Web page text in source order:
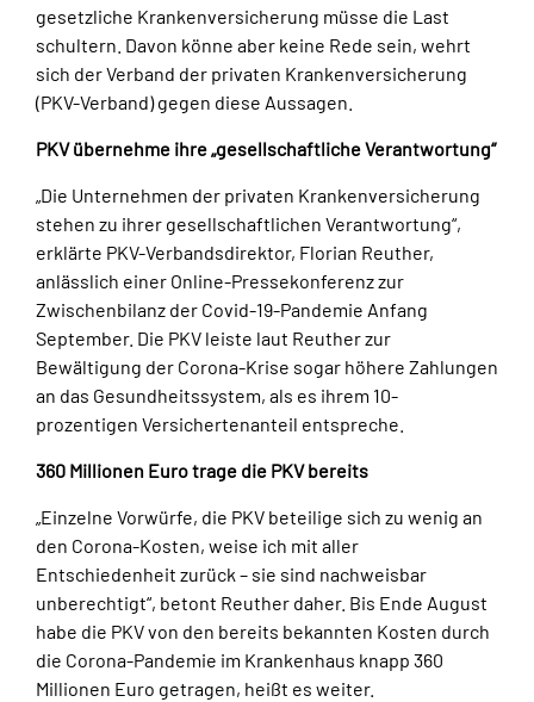
gesetzliche Krankenversicherung müsse die Last
schultern. Davon könne aber keine Rede sein, wehrt
sich der Verband der privaten Krankenversicherung
(PKV-Verband) gegen diese Aussagen.
PKV übernehme ihre „gesellschaftliche Verantwortung“
„Die Unternehmen der privaten Krankenversicherung
stehen zu ihrer gesellschaftlichen Verantwortung“,
erklärte PKV-Verbandsdirektor, Florian Reuther,
anlässlich einer Online-Pressekonferenz zur
Zwischenbilanz der Covid-19-Pandemie Anfang
September. Die PKV leiste laut Reuther zur
Bewältigung der Corona-Krise sogar höhere Zahlungen
an das Gesundheitssystem, als es ihrem 10-
prozentigen Versichertenanteil entspreche.
360 Millionen Euro trage die PKV bereits
„Einzelne Vorwürfe, die PKV beteilige sich zu wenig an
den Corona-Kosten, weise ich mit aller
Entschiedenheit zurück – sie sind nachweisbar
unberechtigt“, betont Reuther daher. Bis Ende August
habe die PKV von den bereits bekannten Kosten durch
die Corona-Pandemie im Krankenhaus knapp 360
Millionen Euro getragen, heißt es weiter.